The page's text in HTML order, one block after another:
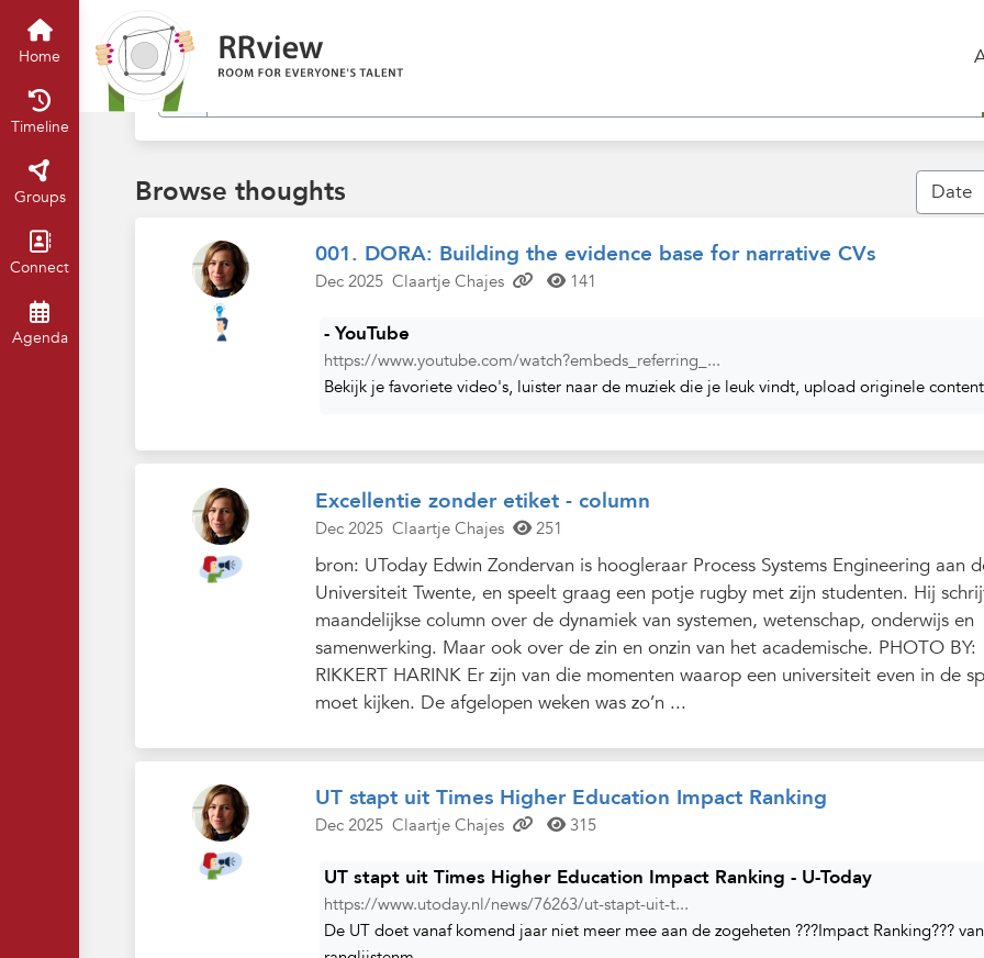
Home
Timeline
Groups
Connect
Agenda
Find in my thoughts
Browse thoughts
001. DORA: Building the evidence base for narrative CVs
Dec 2025 Claartje Chajes 141
- YouTube
https://www.youtube.com/watch?embeds_referring_...
Bekijk je favoriete video's, luister naar de muziek die je leuk vindt, upload originele
Excellentie zonder etiket - column
Dec 2025 Claartje Chajes 251
bron: UToday Edwin Zondervan is hoogleraar Process Systems Engineering aan
Universiteit Twente, en speelt graag een potje rugby met zijn studenten. Hij
maandelijkse column over de dynamiek van systemen, wetenschap, onderwijs en
samenwerking. Maar ook over de zin en onzin van het academische. PHOTO BY:
RIKKERT HARINK Er zijn van die momenten waarop een universiteit even in de
moet kijken. De afgelopen weken was zo’n ...
UT stapt uit Times Higher Education Impact Ranking
Dec 2025 Claartje Chajes 315
UT stapt uit Times Higher Education Impact Ranking - U-Today
https://www.utoday.nl/news/76263/ut-stapt-uit-t...
De UT doet vanaf komend jaar niet meer mee aan de zogeheten ???Impact Ranking??? van